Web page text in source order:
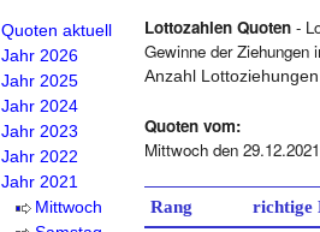
Quoten aktuell
Jahr 2026
Jahr 2025
Jahr 2024
Jahr 2023
Jahr 2022
Jahr 2021
Mittwoch
Lottozahlen Quoten -
Gewinne der Ziehungen
Anzahl
Quoten vom:
Mittwoch den 29.12.2021
Rang richtige